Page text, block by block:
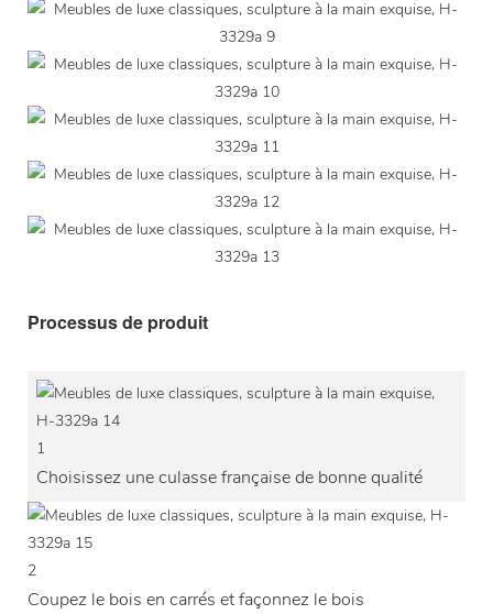
Processus de produit
1
Choisissez une culasse française de bonne qualité
2
Coupez le bois en carrés et façonnez le bois